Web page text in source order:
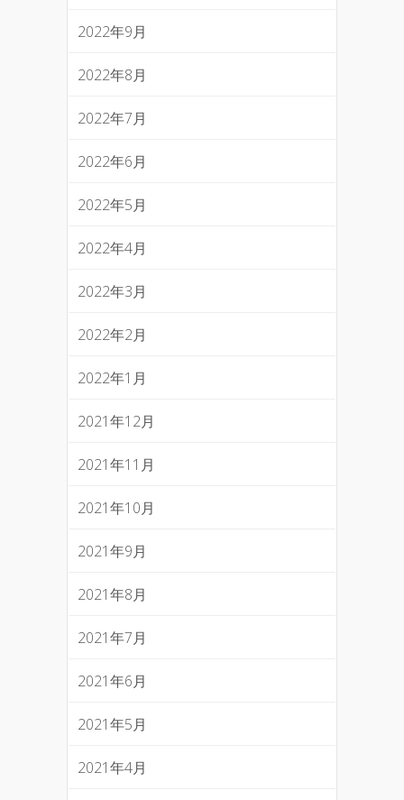
2022年9月
2022年8月
2022年7月
2022年6月
2022年5月
2022年4月
2022年3月
2022年2月
2022年1月
2021年12月
2021年11月
2021年10月
2021年9月
2021年8月
2021年7月
2021年6月
2021年5月
2021年4月